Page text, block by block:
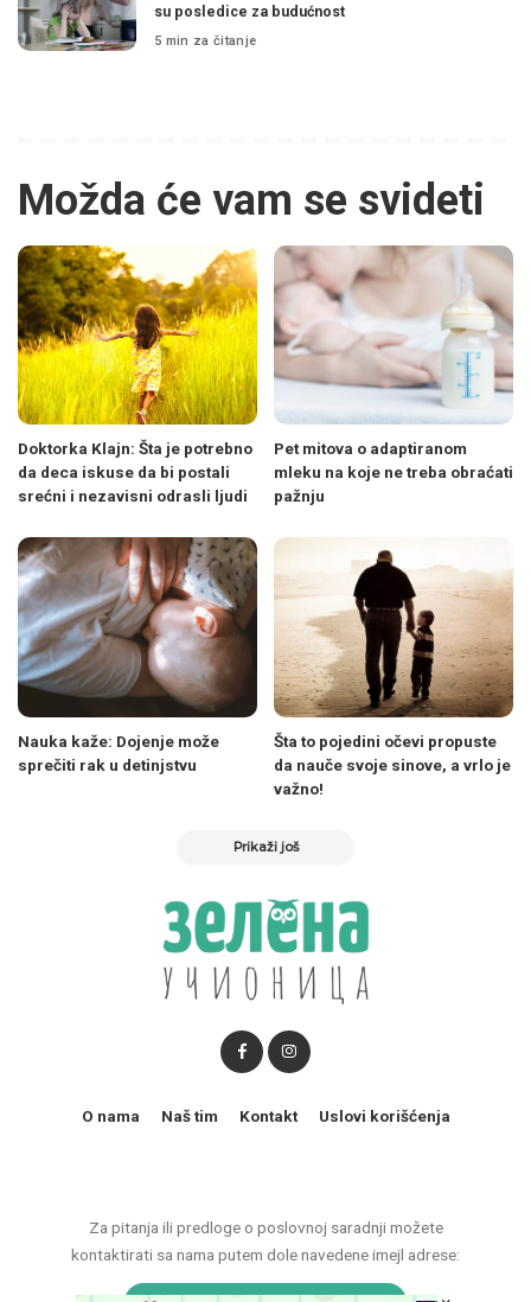
su posledice za budućnost
5 min za čitanje
Možda će vam se svideti
Doktorka Klajn: Šta je potrebno
da deca iskuse da bi postali
srećni i nezavisni odrasli ljudi
Pet mitova o adaptiranom
mleku na koje ne treba obraćati
pažnju
Nauka kaže: Dojenje može
sprečiti rak u detinjstvu
Šta to pojedini očevi propuste
da nauče svoje sinove, a vrlo je
važno!
Prikaži još
Za pitanja ili predloge o poslovnoj saradnji možete
kontaktirati sa nama putem dole navedene imejl adrese:
O nama Naš tim Kontakt Uslovi korišćenja